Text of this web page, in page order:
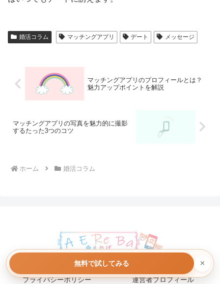
婚活コラム マッチングアプリ デート メッセージ
マッチングアプリのプロフィールとは？
魅力アップポイントを解説
マッチングアプリの写真を魅力的に撮影
するたった3つのコツ
ホーム 婚活コラム
お問い合わせ
プライバシーポリシー
運営者プロフィール
無料で試してみる ×